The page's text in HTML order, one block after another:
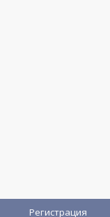
Регистрация